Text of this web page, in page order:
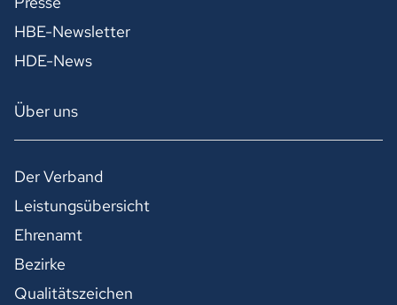
HBE-Newsletter
HDE-News
Über uns
Der Verband
Leistungsübersicht
Ehrenamt
Bezirke
Qualitätszeichen